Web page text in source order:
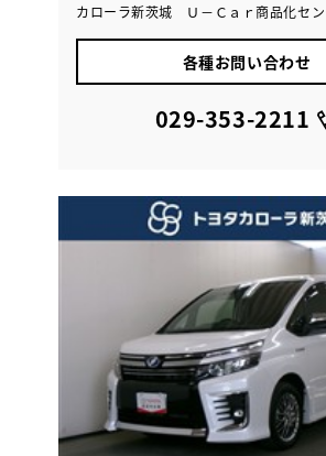
カローラ新茨城 Ｕ－Ｃａｒ商品化セ
各種お問い合わせ
029-353-2211